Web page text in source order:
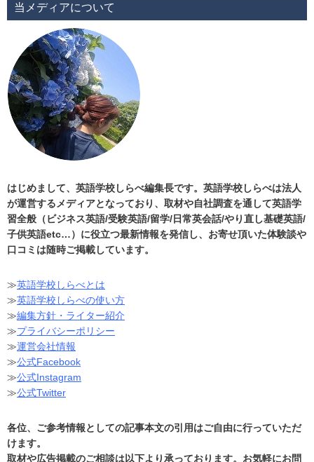
当メディアについて
はじめまして、英語学校しらべ編集長です。英語学校しらべは法人
が運営するメディアとなっており、取材や自社調査を通して英語学
習全般（ビジネス英語/受験英語/留学/日常英会話/やり直し基礎英語/
子供英語etc…）に役立つ最新情報を発信し、お寄せ頂いた体験談や
口コミは随時ご掲載しています。
≫英語学校しらべとは
≫英語学校しらべの使い方
≫編集方針・ライター紹介
≫プライバシーポリシー
≫運営会社情報
≫公式Facebook
≫公式Instagram
≫公式Twitter
各位、ご参考情報としての記事本文の引用はご自由に行っていただ
けます。
取材や広告掲載のご相談は以下より承っております。お気軽にお問